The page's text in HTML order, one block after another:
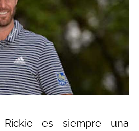
Rickie es siempre una